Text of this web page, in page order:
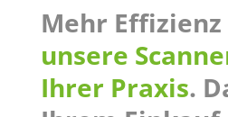
Mehr
unsere
Ihrer Praxis.